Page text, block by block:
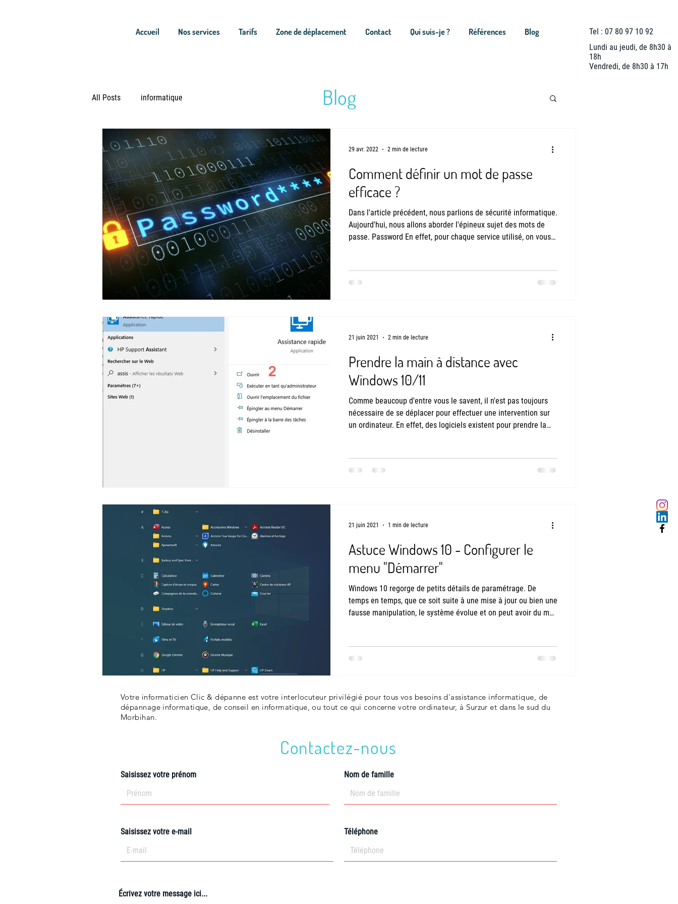
Accueil Nos services Tarifs Zone de déplacement Contact Qui suis-je ? Références Blog
Tel : 07 80 97 10 92
Lundi au jeudi, de 8h30 à
18h
Vendredi, de 8h30 à 17h
All Posts informatique
Comment définir un mot de passe
efficace ?
Dans l'article précédent, nous parlions de sécurité informatique.
Aujourd'hui, nous allons aborder l'épineux sujet des mots de
passe. Password En effet, pour chaque service utilisé, on vous
partout le même mot de passe, souvent "faible" c'est-à-dire pas
assez complexe. Nous allons voir ici ce qu'est un mot de passe
29 avr. 2022 2 min de lecture
Prendre la main à distance avec
Windows 10/11
Comme beaucoup d'entre vous le savent, il n'est pas toujours
nécessaire de se déplacer pour effectuer une intervention sur
un ordinateur. En effet, des logiciels existent pour prendre la
de Teamviewer, très utilisé en entreprise notamment. On le sait
un peu moins, mais Windows 10 intègre un outil de prise en
21 juin 2021 2 min de lecture
Astuce Windows 10 - Configurer le
menu "Démarrer"
Windows 10 regorge de petits détails de paramétrage. De
temps en temps, que ce soit suite à une mise à jour ou bien une
fausse manipulation, le système évolue et on peut avoir du mal
va que très rarement... d'où un certain temps de recherche pour
trouver la solution. Clic & dépanne est intervenu chez un client
21 juin 2021 1 min de lecture
Blog
Votre informaticien Clic & dépanne est votre interlocuteur privilégié pour tous vos besoins d'assistance informatique, de
dépannage informatique, de conseil en informatique, ou tout ce qui concerne votre ordinateur, à Surzur et dans le sud du
Morbihan.
Contactez-nous
Saisissez votre prénom Nom de famille
Saisissez votre e-mail Téléphone
Écrivez votre message ici...